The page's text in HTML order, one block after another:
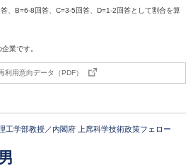
、B=6-8回答、C=3-5回答、D=1-2回答として割合を算
業です。
利用意向データ（PDF）
工学部教授／内閣府 上席科学技術政策フェロー